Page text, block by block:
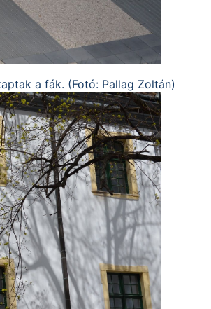
a fák. (Fotó: Pallag Zoltán)